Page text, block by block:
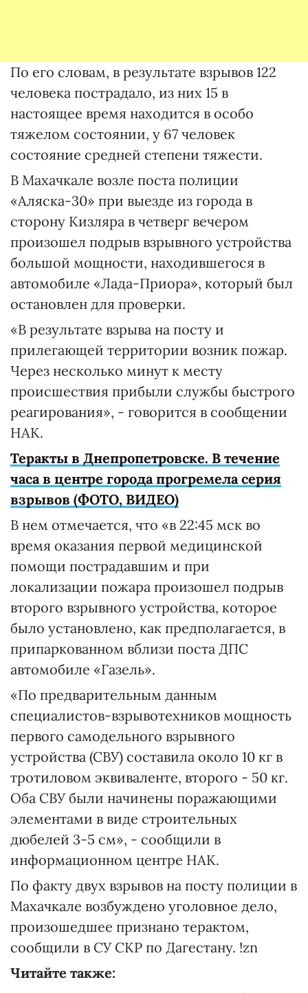
По его словам, в результате взрывов 122
человека пострадало, из них 15 в
настоящее время находится в особо
тяжелом состоянии, у 67 человек
состояние средней степени тяжести.
В Махачкале возле поста полиции
«Аляска-30» при выезде из города в
сторону Кизляра в четверг вечером
произошел подрыв взрывного устройства
большой мощности, находившегося в
автомобиле «Лада-Приора», который был
остановлен для проверки.
«В результате взрыва на посту и
прилегающей территории возник пожар.
Через несколько минут к месту
происшествия прибыли службы быстрого
реагирования», - говорится в сообщении
НАК.
Теракты в Днепропетровске. В течение
часа в центре города прогремела серия
взрывов (ФОТО, ВИДЕО)
В нем отмечается, что «в 22:45 мск во
время оказания первой медицинской
помощи пострадавшим и при
локализации пожара произошел подрыв
второго взрывного устройства, которое
было установлено, как предполагается, в
припаркованном вблизи поста ДПС
автомобиле «Газель».
«По предварительным данным
специалистов-взрывотехников мощность
первого самодельного взрывного
устройства (СВУ) составила около 10 кг в
тротиловом эквиваленте, второго - 50 кг.
Оба СВУ были начинены поражающими
элементами в виде строительных
дюбелей 3-5 см», - сообщили в
информационном центре НАК.
По факту двух взрывов на посту полиции в
Махачкале возбуждено уголовное дело,
произошедшее признано терактом,
сообщили в СУ СКР по Дагестану. !zn
Читайте также: